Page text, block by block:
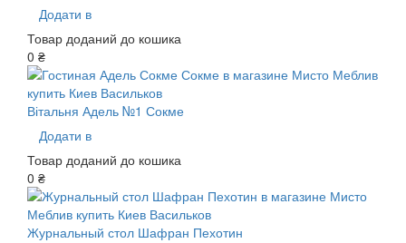
Додати в
Товар доданий до кошика
0 ₴
Вітальня Адель №1 Сокме
Додати в
Товар доданий до кошика
0 ₴
Журнальный стол Шафран Пехотин